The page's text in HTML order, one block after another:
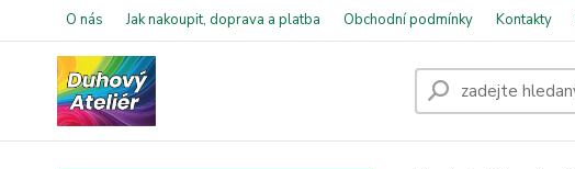
O nás Jak nakoupit, doprava a platba Obchodní podmínky Kontakty